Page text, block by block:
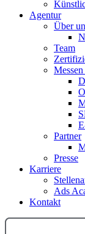
Agentur
Über
Team
Partner
Presse
Karriere
Ads
Kontakt